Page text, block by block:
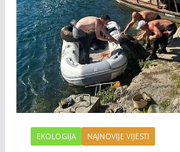
EKOLOGIJA NAJNOVIJE VIJESTI